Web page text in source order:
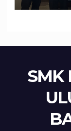
Calon
SMK